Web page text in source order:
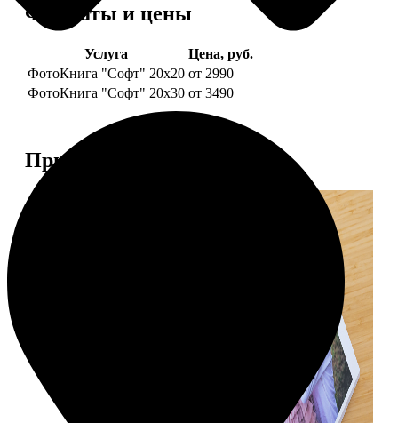
Форматы и цены
Услуга
Цена, руб.
ФотоКнига "Софт" 20х20 от 2990
ФотоКнига "Софт" 20х30 от 3490
Примеры работ